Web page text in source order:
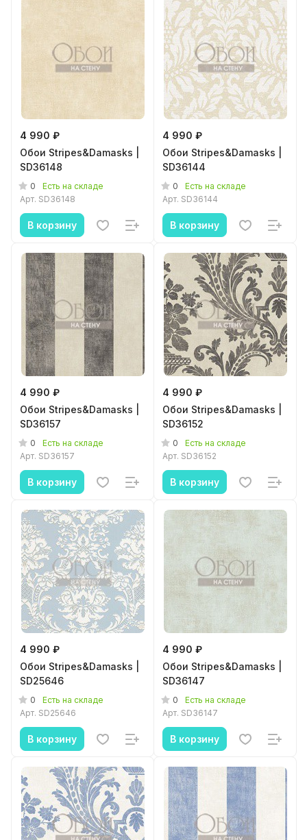
4 990 ₽
Обои Stripes&Damasks |
SD36148
0
Есть на складе
Арт. SD36148
В корзину
4 990 ₽
Обои Stripes&Damasks |
SD36144
0
Есть на складе
Арт. SD36144
В корзину
4 990 ₽
Обои Stripes&Damasks |
SD36157
0
Есть на складе
Арт. SD36157
В корзину
4 990 ₽
Обои Stripes&Damasks |
SD36152
0
Есть на складе
Арт. SD36152
В корзину
4 990 ₽
Обои Stripes&Damasks |
SD25646
0
Есть на складе
Арт. SD25646
В корзину
4 990 ₽
Обои Stripes&Damasks |
SD36147
0
Есть на складе
Арт. SD36147
В корзину